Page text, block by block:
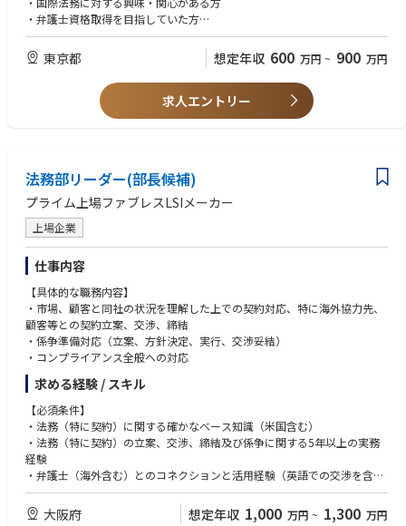
・弁護士資格取得を目指していた方
【歓迎要件】
・企業法務経験3年以上（特に英文契約書審査の業務経験）
・語学的素養(英語TOEIC LR750～レベル歓迎、学習意欲があれば現状スコ
ア低くても可。)
東京都 想定年収 600 万円 ~ 900 万円
求人エントリー
法務部リーダー(部長候補)
プライム上場ファブレスLSIメーカー
上場企業
仕事内容
【具体的な職務内容】
・市場、顧客と同社の状況を理解した上での契約対応、特に海外協力先、
顧客等との契約立案、交渉、締結
・係争準備対応（立案、方針決定、実行、交渉妥結）
・コンプライアンス全般への対応
求める経験 / スキル
【必須条件】
・法務（特に契約）に関する確かなベース知識（米国含む）
・法務（特に契約）の立案、交渉、締結及び係争に関する5年以上の実務
経験
・弁護士（海外含む）とのコネクションと活用経験（英語での交渉を含
む）
・ビジネスレベルの英語力
大阪府 想定年収 1,000 万円 ~ 1,300 万円